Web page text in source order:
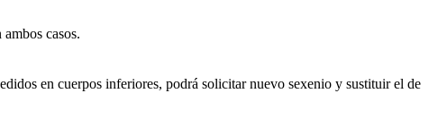
casos.
en cuerpos inferiores, podrá solicitar nuevo sexenio y sustituir el de